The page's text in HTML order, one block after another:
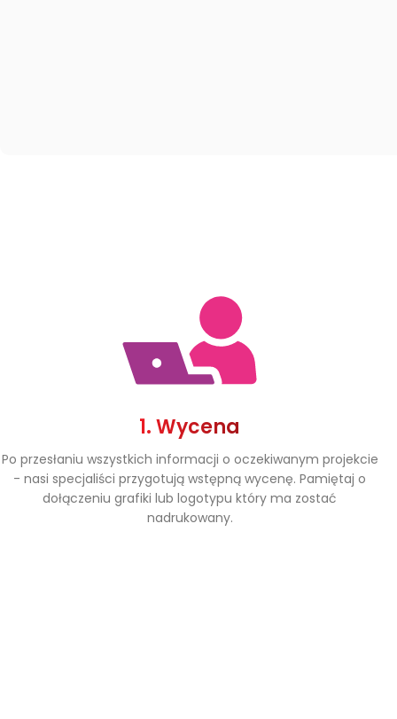
1. Wycena
Po przesłaniu wszystkich informacji o oczekiwanym projekcie
- nasi specjaliści przygotują wstępną wycenę. Pamiętaj o
dołączeniu grafiki lub logotypu który ma zostać
nadrukowany.